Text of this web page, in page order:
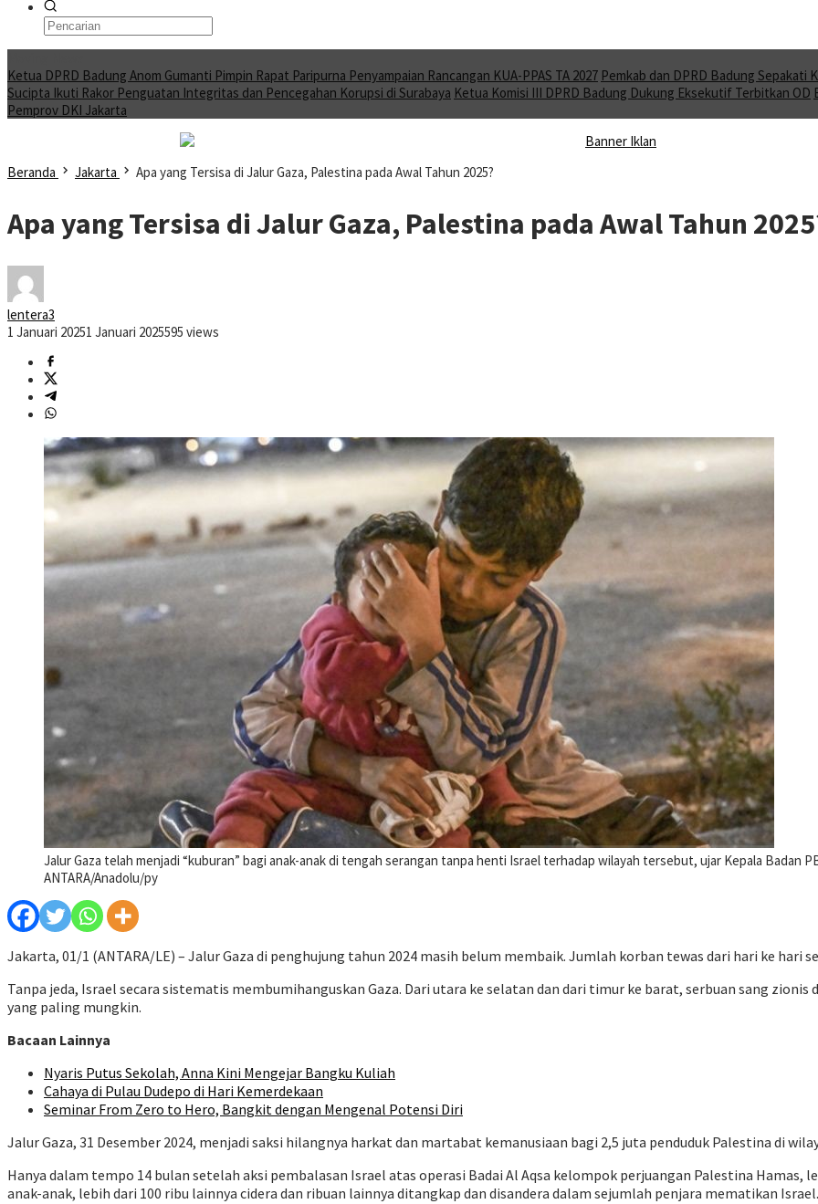
Ketua DPRD Badung Anom Gumanti Pimpin Rapat Paripurna Penyampaian Rancangan KUA-PPAS TA 2027 Pemkab dan DPRD Badung Sepakati
Sucipta Ikuti Rakor Penguatan Integritas dan Pencegahan Korupsi di Surabaya Ketua Komisi III DPRD Badung Dukung Eksekutif Terbitkan OD
Pemprov DKI Jakarta
Beranda Jakarta Apa yang Tersisa di Jalur Gaza, Palestina pada Awal Tahun 2025?
Apa yang Tersisa di Jalur Gaza, Palestina pada Awal Tahun
lentera3
1 Januari 20251 Januari 2025595 views
Jalur Gaza telah menjadi “kuburan” bagi anak-anak di tengah serangan tanpa henti Israel terhadap wilayah tersebut, ujar Kepala Badan
ANTARA/Anadolu/py
Jakarta, 01/1 (ANTARA/LE) – Jalur Gaza di penghujung tahun 2024 masih belum membaik. Jumlah korban tewas dari hari ke hari
Tanpa jeda, Israel secara sistematis membumihanguskan Gaza. Dari utara ke selatan dan dari timur ke barat, serbuan sang
yang paling mungkin.
Bacaan Lainnya
Nyaris Putus Sekolah, Anna Kini Mengejar Bangku Kuliah
Cahaya di Pulau Dudepo di Hari Kemerdekaan
Seminar From Zero to Hero, Bangkit dengan Mengenal Potensi Diri
Jalur Gaza, 31 Desember 2024, menjadi saksi hilangnya harkat dan martabat kemanusiaan bagi 2,5 juta penduduk Palestina di
Hanya dalam tempo 14 bulan setelah aksi pembalasan Israel atas operasi Badai Al Aqsa kelompok perjuangan Palestina Hamas,
anak-anak, lebih dari 100 ribu lainnya cidera dan ribuan lainnya ditangkap dan disandera dalam sejumlah penjara mematikan Israel.